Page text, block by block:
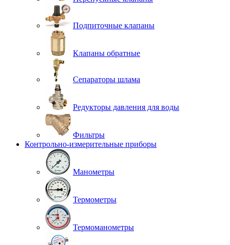
Подпиточные клапаны
Клапаны обратные
Сепараторы шлама
Редукторы давления для воды
Фильтры
Контрольно-измерительные приборы
Манометры
Термометры
Термоманометры